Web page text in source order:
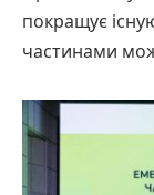
покращує
частинами